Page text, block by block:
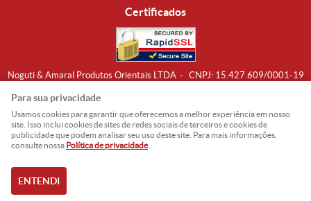
Certificados
Noguti & Amaral Produtos Orientais LTDA CNPJ: 15.427.609/0001-19
Para sua privacidade
Usamos cookies para garantir que oferecemos a melhor experiência em nosso
site. Isso inclui cookies de sites de redes sociais de terceiros e cookies de
publicidade que podem analisar seu uso deste site. Para mais informações,
consulte nossa Política de privacidade.
ENTENDI